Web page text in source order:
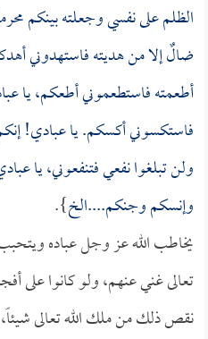
الظلم على نفسي وجعلته بينكم
ضالٌ إلا من هديته فاستهدوني
أطعمته فاستطعموني أطعكم، يا
فاستكسوني أكسكم. يا عبادي!
ولن تبلغوا نفعي فتنفعوني، يا
وإنسكم وجنكم....الخ}.
يخاطب الله عز وجل عباده ويتحبب
تعالى غني عنهم، ولو كانوا على
نقص ذلك من ملك الله تعالى